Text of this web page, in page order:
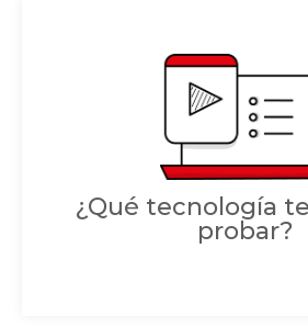
¿Qué tecnología
probar?